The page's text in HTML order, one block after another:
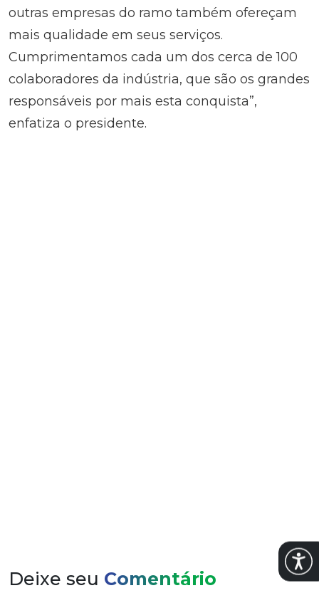
Abrir
outras empresas do ramo também ofereçam
mais qualidade em seus serviços.
Cumprimentamos cada um dos cerca de 100
colaboradores da indústria, que são os grandes
responsáveis por mais esta conquista”,
enfatiza o presidente.
Deixe seu Comentário